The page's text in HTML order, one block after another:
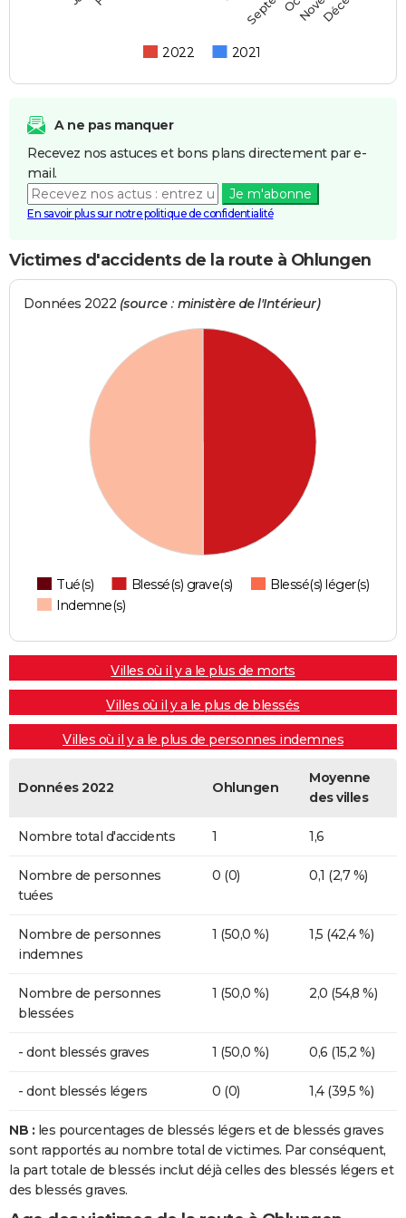
2022 2021
A ne pas manquer
Recevez nos astuces et bons plans directement par e-
mail.
Je m'abonne
En savoir plus sur notre politique de confidentialité
Victimes d'accidents de la route à Ohlungen
Données 2022 (source : ministère de l'Intérieur)
Tué(s) Blessé(s) grave(s)
Blessé(s) léger(s)
Indemne(s)
Villes où il y a le plus de morts
Villes où il y a le plus de blessés
Villes où il y a le plus de personnes indemnes
Données 2022 Ohlungen
Moyenne
des villes
Nombre total d'accidents 1 1,6
Nombre de personnes
tuées
0 (0) 0,1 (2,7 %)
Nombre de personnes
indemnes
1 (50,0 %) 1,5 (42,4 %)
Nombre de personnes
blessées
1 (50,0 %) 2,0 (54,8 %)
- dont blessés graves 1 (50,0 %) 0,6 (15,2 %)
- dont blessés légers 0 (0) 1,4 (39,5 %)
NB : les pourcentages de blessés légers et de blessés graves
sont rapportés au nombre total de victimes. Par conséquent,
la part totale de blessés inclut déjà celles des blessés légers et
des blessés graves.